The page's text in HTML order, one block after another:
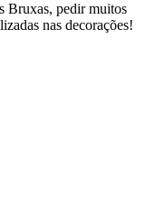
Bruxas, pedir muitos
nas decorações!